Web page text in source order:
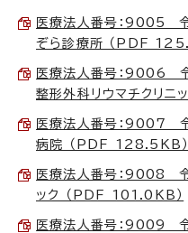
医療法人番号：9005
ぞら診療所 （PDF
医療法人番号：9006
整形外科リウマチクリ
医療法人番号：9007
病院 （PDF 128.5KB）
医療法人番号：9008
ック （PDF 101.0KB）
医療法人番号：9009